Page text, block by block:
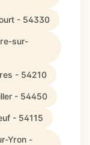
- 54330
sur-
- 54210
- 54450
- 54115
Yron -